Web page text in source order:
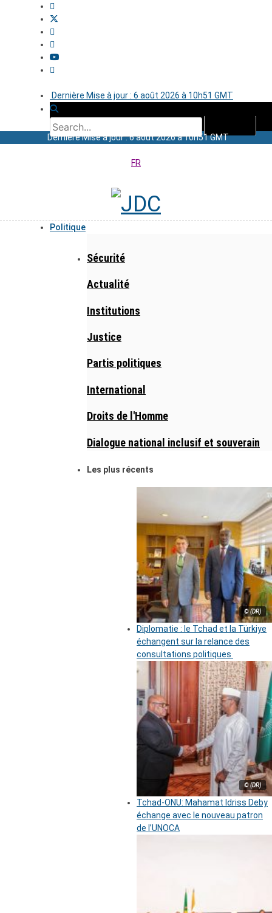
Dernière Mise à jour : 6 août 2026 à 10h51 GMT
Dernière Mise à jour : 6 août 2026 à 10h51 GMT
FR
Politique
Sécurité
Actualité
Institutions
Justice
Partis politiques
International
Droits de l'Homme
Dialogue national inclusif et souverain
Les plus récents
© (DR)
Diplomatie : le Tchad et la Türkiye
échangent sur la relance des
consultations politiques
© (DR)
Tchad-ONU: Mahamat Idriss Deby
échange avec le nouveau patron
de l’UNOCA